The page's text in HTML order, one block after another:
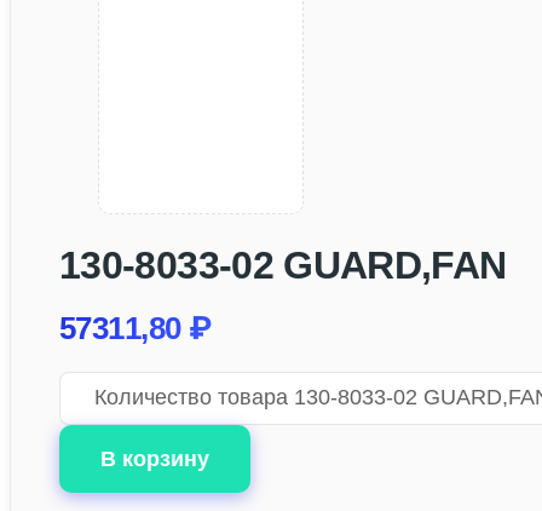
130-8033-02 GUARD,FAN
57311,80 ₽
Количество товара 130-8033-02
В корзину